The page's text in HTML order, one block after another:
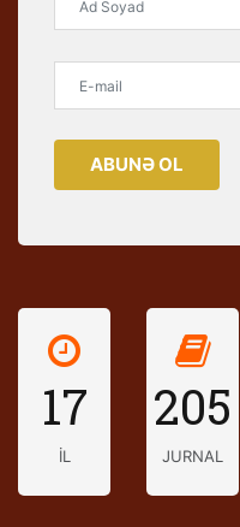
ABUNƏ OL
17
İL
205
JURNAL